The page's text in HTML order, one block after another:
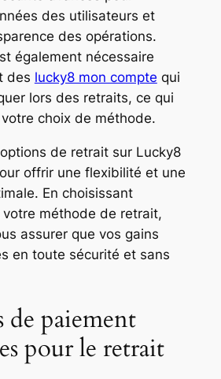
des utilisateurs et
des opérations.
également nécessaire
des lucky8 mon compte qui
lors des retraits, ce qui
choix de méthode.
de retrait sur Lucky8
offrir une flexibilité et une
En choisissant
méthode de retrait,
assurer que vos gains
en toute sécurité et sans
de paiement
pour le retrait